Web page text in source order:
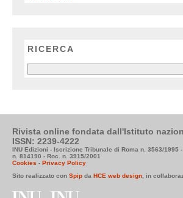
RICERCA
Rivista online fondata dall'Istituto
ISSN: 2239-4222
INU Edizioni - Iscrizione Tribunale di Roma n. 3563/1995
n. 814190 - Roc. n. 3915/2001
Cookies - Privacy Policy
Sito realizzato con Spip da HCE web design , in